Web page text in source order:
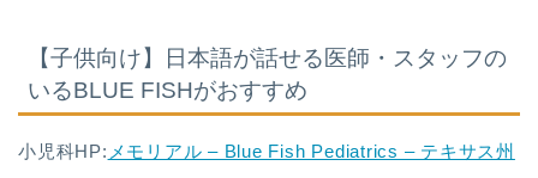
【子供向け】日本語が話せる医師・スタッフの
いるBLUE FISHがおすすめ
小児科HP: メモリアル – Blue Fish Pediatrics – テキサス州